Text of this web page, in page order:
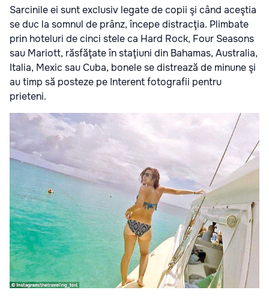
Sarcinile ei sunt exclusiv legate de copii şi când aceştia
se duc la somnul de prânz, începe distracţia. Plimbate
prin hoteluri de cinci stele ca Hard Rock, Four Seasons
sau Mariott, răsfăţate în staţiuni din Bahamas, Australia,
Italia, Mexic sau Cuba, bonele se distrează de minune şi
au timp să posteze pe Interent fotografii pentru
prieteni.